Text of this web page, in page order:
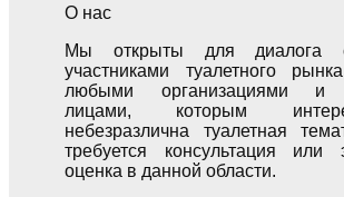
О нас
Мы открыты для диалога
участниками туалетного
любыми организациями и
лицами, которым
небезразлична туалетная
требуется консультация или
оценка в данной области.